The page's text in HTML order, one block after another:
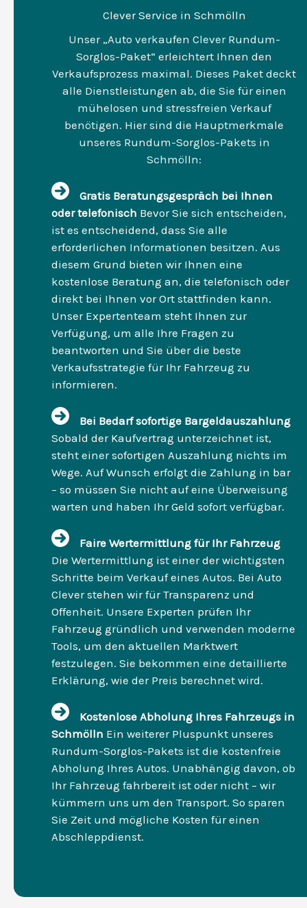
Clever Service in Schmölln
Unser „Auto verkaufen Clever Rundum-
Sorglos-Paket“ erleichtert Ihnen den
Verkaufsprozess maximal. Dieses Paket deckt
alle Dienstleistungen ab, die Sie für einen
mühelosen und stressfreien Verkauf
benötigen. Hier sind die Hauptmerkmale
unseres Rundum-Sorglos-Pakets in
Schmölln:
Gratis Beratungsgespräch bei Ihnen
oder telefonisch Bevor Sie sich entscheiden,
ist es entscheidend, dass Sie alle
erforderlichen Informationen besitzen. Aus
diesem Grund bieten wir Ihnen eine
kostenlose Beratung an, die telefonisch oder
direkt bei Ihnen vor Ort stattfinden kann.
Unser Expertenteam steht Ihnen zur
Verfügung, um alle Ihre Fragen zu
beantworten und Sie über die beste
Verkaufsstrategie für Ihr Fahrzeug zu
informieren.
Bei Bedarf sofortige Bargeldauszahlung
Sobald der Kaufvertrag unterzeichnet ist,
steht einer sofortigen Auszahlung nichts im
Wege. Auf Wunsch erfolgt die Zahlung in bar
– so müssen Sie nicht auf eine Überweisung
warten und haben Ihr Geld sofort verfügbar.
Faire Wertermittlung für Ihr Fahrzeug
Die Wertermittlung ist einer der wichtigsten
Schritte beim Verkauf eines Autos. Bei Auto
Clever stehen wir für Transparenz und
Offenheit. Unsere Experten prüfen Ihr
Fahrzeug gründlich und verwenden moderne
Tools, um den aktuellen Marktwert
festzulegen. Sie bekommen eine detaillierte
Erklärung, wie der Preis berechnet wird.
Kostenlose Abholung Ihres Fahrzeugs in
Schmölln Ein weiterer Pluspunkt unseres
Rundum-Sorglos-Pakets ist die kostenfreie
Abholung Ihres Autos. Unabhängig davon, ob
Ihr Fahrzeug fahrbereit ist oder nicht – wir
kümmern uns um den Transport. So sparen
Sie Zeit und mögliche Kosten für einen
Abschleppdienst.